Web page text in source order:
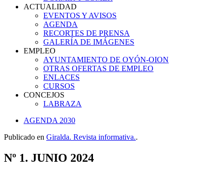
ACTUALIDAD
EVENTOS Y AVISOS
AGENDA
RECORTES DE PRENSA
GALERÍA DE IMÁGENES
EMPLEO
AYUNTAMIENTO DE OYÓN-OION
OTRAS OFERTAS DE EMPLEO
ENLACES
CURSOS
CONCEJOS
LABRAZA
AGENDA 2030
Publicado en Giralda. Revista informativa..
Nº 1. JUNIO 2024